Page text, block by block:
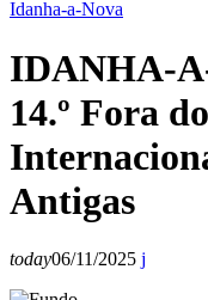
Idanha-a-Nova
IDANHA-
14.º Fora
Antigas
today06/11/2025